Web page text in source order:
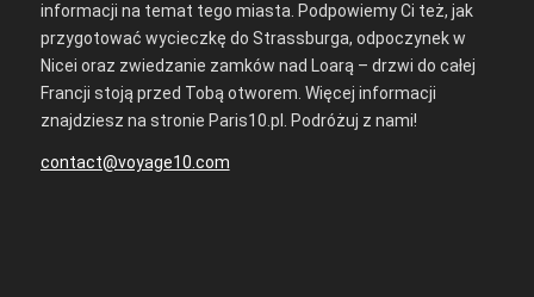
informacji na temat tego miasta. Podpowiemy Ci też, jak
przygotować wycieczkę do Strassburga, odpoczynek w
Nicei oraz zwiedzanie zamków nad Loarą – drzwi do całej
Francji stoją przed Tobą otworem. Więcej informacji
znajdziesz na stronie Paris10.pl. Podróżuj z nami!
contact@voyage10.com